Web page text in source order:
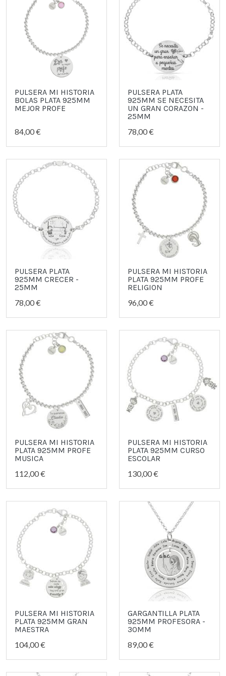
PULSERA MI HISTORIA
BOLAS PLATA 925MM
MEJOR PROFE
84,00 €
PULSERA PLATA
925MM SE NECESITA
UN GRAN CORAZON -
25MM
78,00 €
PULSERA PLATA
925MM CRECER -
25MM
78,00 €
PULSERA MI HISTORIA
PLATA 925MM PROFE
RELIGION
96,00 €
PULSERA MI HISTORIA
PLATA 925MM PROFE
MUSICA
112,00 €
PULSERA MI HISTORIA
PLATA 925MM CURSO
ESCOLAR
130,00 €
PULSERA MI HISTORIA
PLATA 925MM GRAN
MAESTRA
104,00 €
GARGANTILLA PLATA
925MM PROFESORA -
30MM
89,00 €